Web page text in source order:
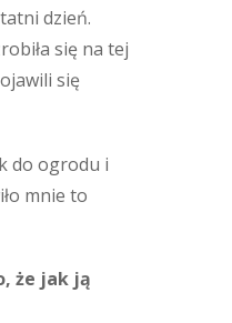
dzień.
się na tej
się
do ogrodu i
mnie to
że jak ją